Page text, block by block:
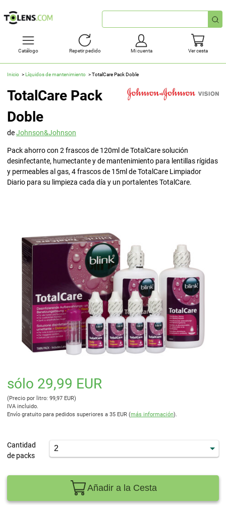
Búsqueda
rápida
Catálogo Repetir pedido Mi cuenta Ver cesta
Inicio Líquidos de mantenimiento TotalCare Pack Doble
TotalCare Pack
Doble
deJohnson&Johnson
Pack ahorro con 2 frascos de 120ml de TotalCare solución
desinfectante, humectante y de mantenimiento para lentillas rígidas
y permeables al gas, 4 frascos de 15ml de TotalCare Limpiador
Diario para su limpieza cada día y un portalentes TotalCare.
sólo 29,99 EUR
(Precio por litro: 99,97 EUR)
IVA incluido.
Envío gratuito para pedidos superiores a 35 EUR (más información).
Cantidad
de packs
Añadir a la Cesta